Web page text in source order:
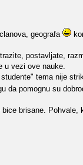
geografa
postavljate,
u vezi ove nauke.
tema nije
da pomognu su
brisane. Pohvale,